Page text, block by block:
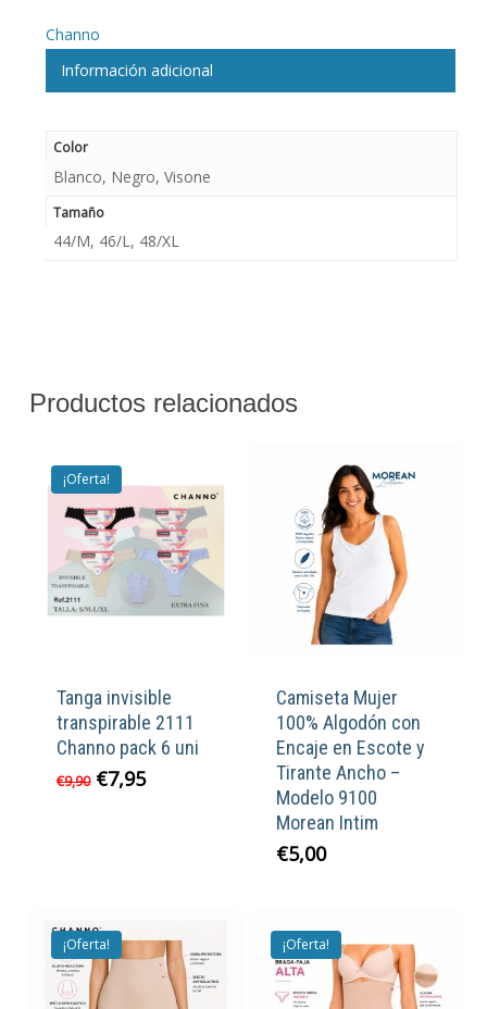
Channo
Información adicional
Color
Blanco, Negro, Visone
Tamaño
44/M, 46/L, 48/XL
Productos relacionados
¡Oferta!
Tanga invisible
transpirable 2111
Channo pack 6 uni
€9,90 El
€7,95El
Camiseta Mujer
100% Algodón con
Encaje en Escote y
Tirante Ancho –
Modelo 9100
Morean Intim
€5,00
¡Oferta! ¡Oferta!